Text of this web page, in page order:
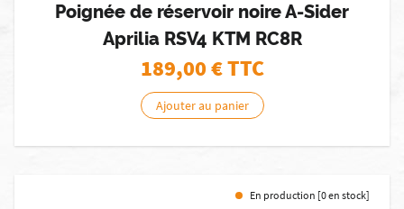
Poignée de réservoir noire A-Sider
Aprilia RSV4 KTM RC8R
189,00€ TTC
Ajouter au panier
En production [0 en stock]